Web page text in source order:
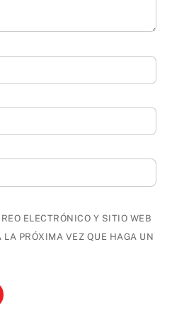
ELECTRÓNICO Y SITIO WEB
LA PRÓXIMA VEZ QUE HAGA UN